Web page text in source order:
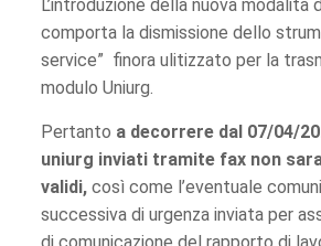
L’introduzione della nuova modalità
comporta la dismissione dello
service” finora ulitizzato per la
modulo Uniurg.
Pertanto a decorrere dal 07/04/
uniurg inviati tramite fax non
validi,così come l’eventuale
successiva di urgenza inviata per